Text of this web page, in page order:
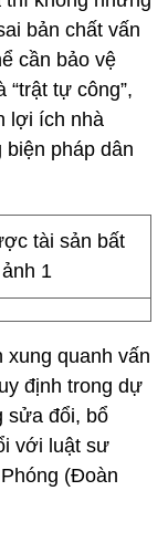
bản chất vấn
cần bảo vệ
tự công”,
lợi ích nhà
pháp dân
quanh vấn
định trong dự
sửa đổi, bổ
với luật sư
(Đoàn